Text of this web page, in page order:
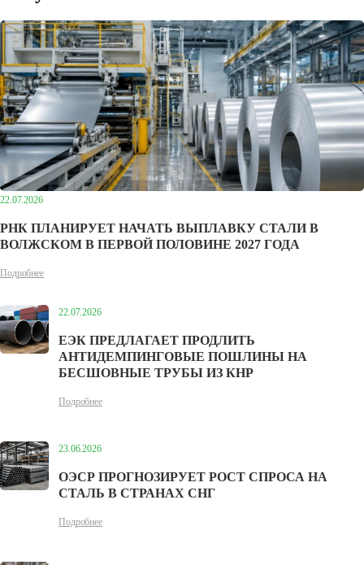
22.07.2026
РНК ПЛАНИРУЕТ НАЧАТЬ ВЫПЛАВКУ СТАЛИ В
ВОЛЖСКОМ В ПЕРВОЙ ПОЛОВИНЕ 2027 ГОДА
Подробнее
22.07.2026
ЕЭК ПРЕДЛАГАЕТ ПРОДЛИТЬ
АНТИДЕМПИНГОВЫЕ ПОШЛИНЫ НА
БЕСШОВНЫЕ ТРУБЫ ИЗ КНР
Подробнее
23.06.2026
ОЭСР ПРОГНОЗИРУЕТ РОСТ СПРОСА НА
СТАЛЬ В СТРАНАХ СНГ
Подробнее